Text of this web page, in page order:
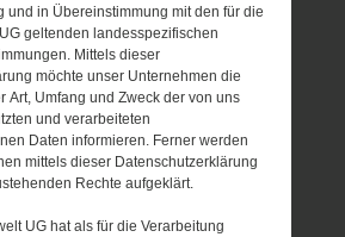
und in Übereinstimmung mit den für die
geltenden landesspezifischen
Mittels dieser
möchte unser Unternehmen die
Art, Umfang und Zweck der von uns
und verarbeiteten
Daten informieren. Ferner werden
mittels dieser Datenschutzerklärung
Rechte aufgeklärt.
UG hat als für die Verarbeitung